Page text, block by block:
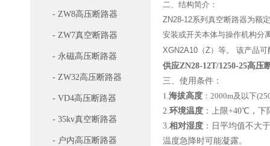
- ZW8高压断路器
- ZW7真空断路器
- 永磁高压断路器
- ZW32高压断路器
- VD4高压断路器
- 35kv真空断路器
- 户内高压断路器
二、结构简介：
ZN28-12系列真空断路器为额
安装或开关本体与操作机构分
XGN2A10 （Z）等。 该产品可
供应ZN28-12T/1250-25高压
三、使用条件：
1.海拔高度 ：2000m及以下
2.环境温度 ：上限+40℃，
3.相对湿度 ：日平均值不大
温度急降时可能凝露。